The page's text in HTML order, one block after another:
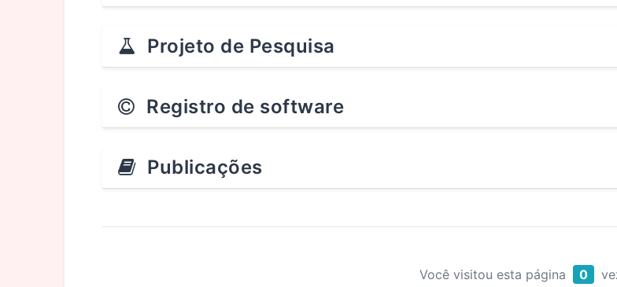
Projeto de Pesquisa
Registro de software
Publicações
Você visitou esta página 0